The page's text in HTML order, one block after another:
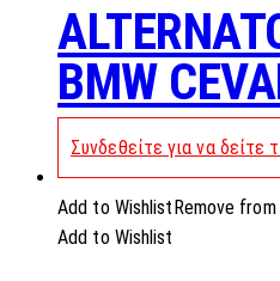
BMW
Συνδεθείτε για να δείτε
Add to Wishlist Remove
Add to Wishlist